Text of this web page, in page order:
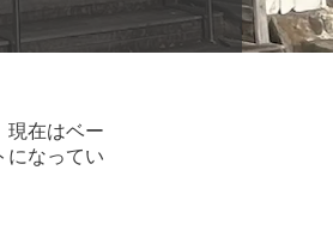
現在はベー
になってい